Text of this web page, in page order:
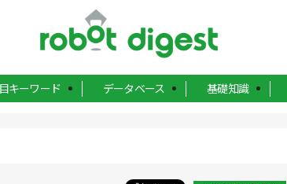
キーワード データベース 基礎知識